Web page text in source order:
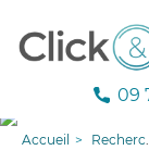
09
Accueil Recherche aide à domicile